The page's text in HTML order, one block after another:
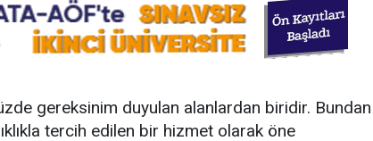
gereksinim duyulan alanlardan biridir. Bundan
tercih edilen bir hizmet olarak öne